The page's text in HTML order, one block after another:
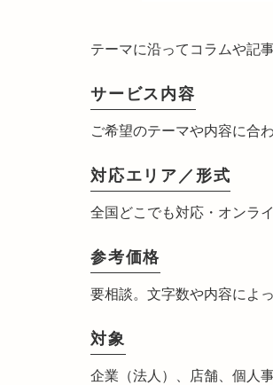
テーマに沿ってコラムや記
サービス内容
ご希望のテーマや内容に合
対応エリア／形式
全国どこでも対応・オンラ
参考価格
要相談。文字数や内容によ
対象
企業（法人）、店舗、個人